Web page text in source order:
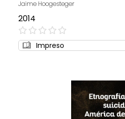
Jaime Hoogesteger
2014
0%
Impreso